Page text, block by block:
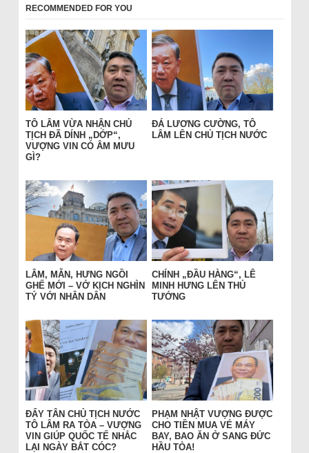
RECOMMENDED FOR YOU
TÔ LÂM VỪA NHẬN CHỦ
TỊCH ĐÃ DÍNH „DỚP“,
VƯỢNG VIN CÓ ÂM MƯU
GÌ?
ĐÁ LƯƠNG CƯỜNG, TÔ
LÂM LÊN CHỦ TỊCH NƯỚC
LÂM, MẪN, HƯNG NGỒI
GHẾ MỚI – VỞ KỊCH NGHÌN
TỶ VỚI NHÂN DÂN
CHÍNH „ĐẦU HÀNG“, LÊ
MINH HƯNG LÊN THỦ
TƯỚNG
ĐẨY TÂN CHỦ TỊCH NƯỚC
TÔ LÂM RA TÒA – VƯỢNG
VIN GIÚP QUỐC TẾ NHẮC
LẠI NGÀY BẮT CÓC?
PHẠM NHẬT VƯỢNG ĐƯỢC
CHO TIỀN MUA VÉ MÁY
BAY, BAO ĂN Ở SANG ĐỨC
HẦU TÒA!